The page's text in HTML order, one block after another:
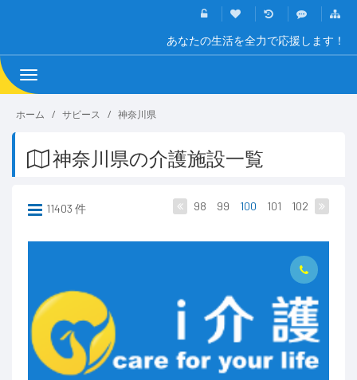
あなたの生活を全力で応援します！
Toggle
navigation
ホーム サビース 神奈川県
神奈川県の介護施設一覧
11403 件 98 99 100 101 102